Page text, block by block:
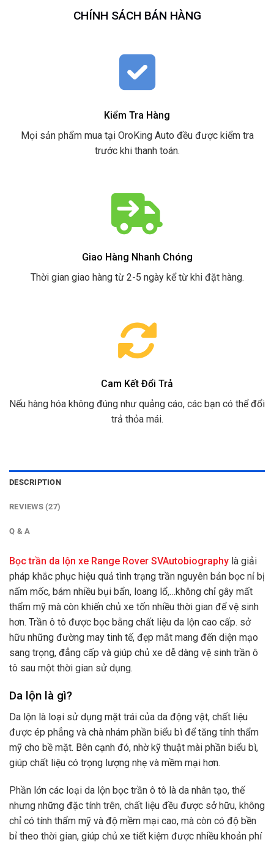
CHÍNH SÁCH BÁN HÀNG
Kiểm Tra Hàng
Mọi sản phẩm mua tại OroKing Auto đều được kiểm tra
trước khi thanh toán.
Giao Hàng Nhanh Chóng
Thời gian giao hàng từ 2-5 ngày kể từ khi đặt hàng.
Cam Kết Đổi Trả
Nếu hàng hóa không đúng như quảng cáo, các bạn có thể đổi
trả thỏa mái.
DESCRIPTION
REVIEWS (27)
Q & A
Bọc trần da lộn xe Range Rover SVAutobiography là giải
pháp khắc phục hiệu quả tình trạng trần nguyên bản bọc nỉ bị
nấm mốc, bám nhiều bụi bẩn, loang lổ,…không chỉ gây mất
thẩm mỹ mà còn khiến chủ xe tốn nhiều thời gian để vệ sinh
hơn. Trần ô tô được bọc bằng chất liệu da lộn cao cấp. sở
hữu những đường may tinh tế, đẹp mắt mang đến diện mạo
sang trọng, đẳng cấp và giúp chủ xe dễ dàng vệ sinh trần ô
tô sau một thời gian sử dụng.
Da lộn là gì?
Da lộn là loại sử dụng mặt trái của da động vật, chất liệu
được ép phẳng và chà nhám phần biểu bì để tăng tính thẩm
mỹ cho bề mặt. Bên cạnh đó, nhờ kỹ thuật mài phần biểu bì,
giúp chất liệu có trọng lượng nhẹ và mềm mại hơn.
Phần lớn các loại da lộn bọc trần ô tô là da nhân tạo, thế
nhưng những đặc tính trên, chất liệu đều được sở hữu, không
chỉ có tính thẩm mỹ và độ mềm mại cao, mà còn có độ bền
bỉ theo thời gian, giúp chủ xe tiết kiệm được nhiều khoản phí